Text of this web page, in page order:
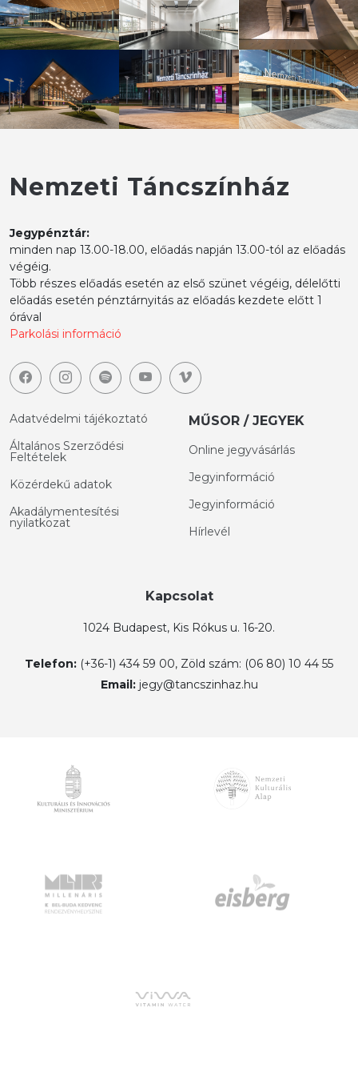
Nemzeti Táncszínház
Jegypénztár:
minden nap 13.00-18.00, előadás napján 13.00-tól az előadás
végéig.
Több részes előadás esetén az első szünet végéig, délelőtti
előadás esetén pénztárnyitás az előadás kezdete előtt 1
órával
Parkolási információ
Adatvédelmi tájékoztató
Általános Szerződési
Feltételek
Közérdekű adatok
Akadálymentesítési
nyilatkozat
MŰSOR / JEGYEK
Online jegyvásárlás
Jegyinformáció
Jegyinformáció
Hírlevél
Kapcsolat
1024 Budapest, Kis Rókus u. 16-20.
Telefon: (+36-1) 434 59 00, Zöld szám: (06 80) 10 44 55
Email: jegy@tancszinhaz.hu